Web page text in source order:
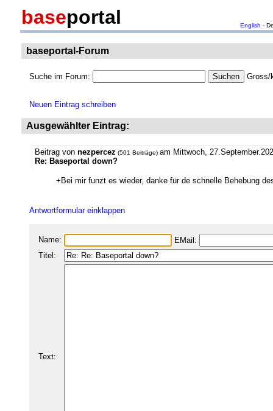
baseportal English -
baseportal-Forum
Suche im Forum: Gross/
Neuen Eintrag schreiben
Ausgewählter Eintrag:
Beitrag von nezpercez (501 Beiträge) am Mittwoch,
Re: Baseportal down?
+Bei mir funzt es wieder, danke für de schnelle Behebung
Antwortformular einklappen
Name:
EMail:
Titel:
Text: